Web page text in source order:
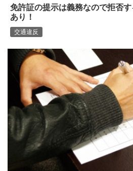
免許証の提示は義務なので拒否
あり！
交通違反